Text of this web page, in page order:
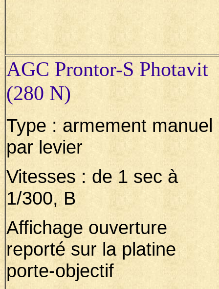
AGC Prontor-S Photavit
(280 N)
Type : armement manuel
par levier
Vitesses : de 1 sec à
1/300, B
Affichage ouverture
reporté sur la platine
porte-objectif